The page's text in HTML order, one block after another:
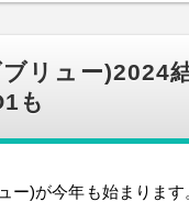
リュー)2024
も
ー)が今年も始まります